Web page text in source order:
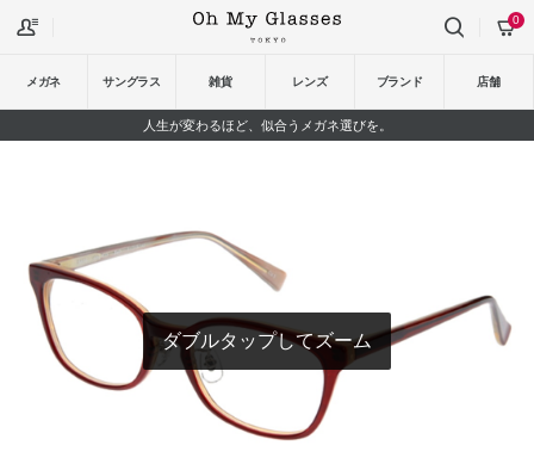
メガネ サングラス 雑貨 レンズ ブランド 店舗
0
人生が変わるほど、似合うメガネ選びを。
ダブルタップしてズーム